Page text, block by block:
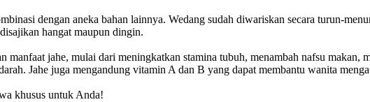
dengan aneka bahan lainnya. Wedang sudah diwariskan secara turun-
hangat maupun dingin.
jahe, mulai dari meningkatkan stamina tubuh, menambah nafsu makan,
Jahe juga mengandung vitamin A dan B yang dapat membantu wanita
khusus untuk Anda!